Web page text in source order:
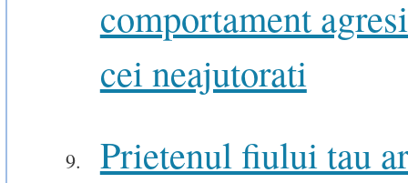
comportament
cei neajutorati
Prietenul fiului tau